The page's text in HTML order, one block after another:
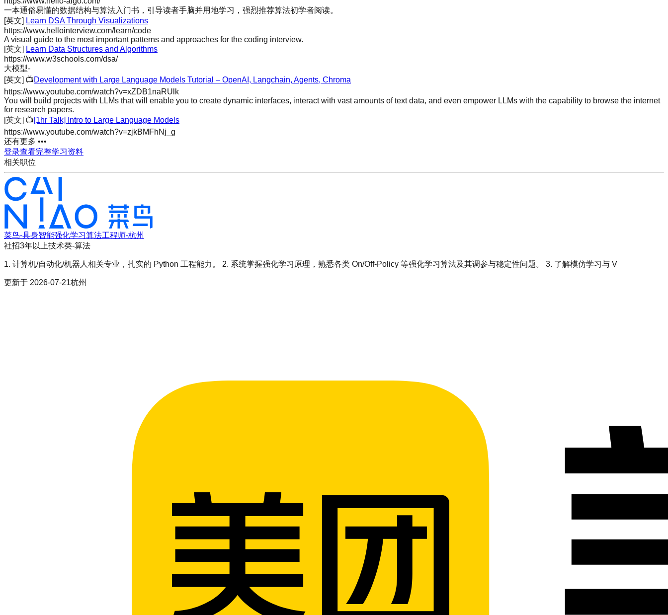
一本通俗易懂的数据结构与算法入门书，引导读者手脑并用地学习，强烈推荐算法初学者阅读。
[英文] Learn DSA Through Visualizations
https://www.hellointerview.com/learn/code
A visual guide to the most important patterns and approaches for the coding interview.
[英文] Learn Data Structures and Algorithms
https://www.w3schools.com/dsa/
大模型-
[英文] 📺Development with Large Language Models Tutorial – OpenAI, Langchain, Agents, Chroma
https://www.youtube.com/watch?v=xZDB1naRUlk
You will build projects with LLMs that will enable you to create dynamic interfaces, interact with vast amounts of text data, and even empower LLMs with the capability to browse the internet
for research papers.
[英文] 📺[1hr Talk] Intro to Large Language Models
https://www.youtube.com/watch?v=zjkBMFhNj_g
还有更多 •••
登录查看完整学习资料
相关职位
菜鸟-具身智能强化学习算法工程师-杭州
社招3年以上技术类-算法
1. 计算机/自动化/机器人相关专业，扎实的 Python 工程能力。 2. 系统掌握强化学习原理，熟悉各类 On/Off-Policy 等强化学习算法及其调参与稳定性问题。 3. 了解模仿学习与 V
更新于 2026-07-21杭州